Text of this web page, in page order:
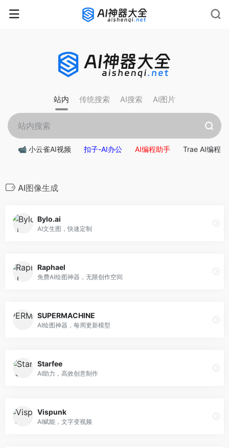
rnrn rnrn rnrn
站内 传统搜索 AI搜索 AI图片
📹 小云雀AI视频 扣子-AI办公 AI编程助手 Trae AI编程
AI图像生成
Bylo.ai
AI文生图，快速定制
Raphael
免费AI绘图神器，无限创作空间
SUPERMACHINE
AI绘图神器，每周更新模型
Starfee
AI助力，高效创意制作
Vispunk
AI赋能，文字变视频